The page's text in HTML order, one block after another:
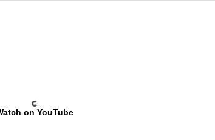
on YouTube